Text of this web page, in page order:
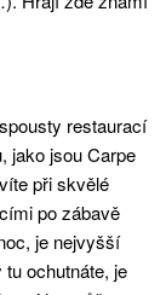
restaurací
jako jsou Carpe
při skvělé
po zábavě
je nejvyšší
ochutnáte, je